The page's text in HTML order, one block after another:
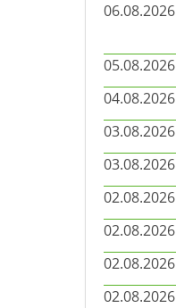
06.08.2026
05.08.2026
04.08.2026
03.08.2026
03.08.2026
02.08.2026
02.08.2026
02.08.2026
02.08.2026